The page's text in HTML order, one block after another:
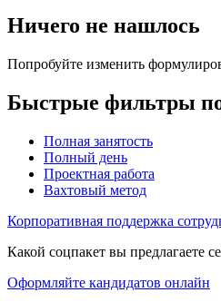
Ничего не нашлось
Попробуйте изменить
Быстрые фильтры
Полная занятость
Полный день
Проектная работа
Вахтовый метод
Корпоративная поддержка
Какой соцпакет вы предлагаете
Оформляйте кандидатов онлайн